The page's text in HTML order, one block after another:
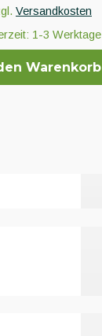
Versandkosten
1-3 Werktage
Warenkorb